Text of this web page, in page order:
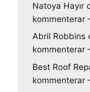
Natoya Hayır
kommenterar
Abril Robbins
kommenterar
Best Roof
kommenterar